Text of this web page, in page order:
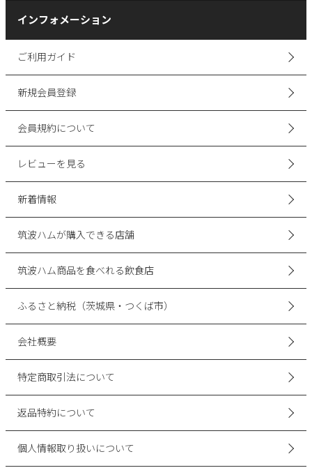
インフォメーション
ご利用ガイド
新規会員登録
会員規約について
レビューを見る
新着情報
筑波ハムが購入できる店舗
筑波ハム商品を食べれる飲食店
ふるさと納税（茨城県・つくば市）
会社概要
特定商取引法について
返品特約について
個人情報取り扱いについて